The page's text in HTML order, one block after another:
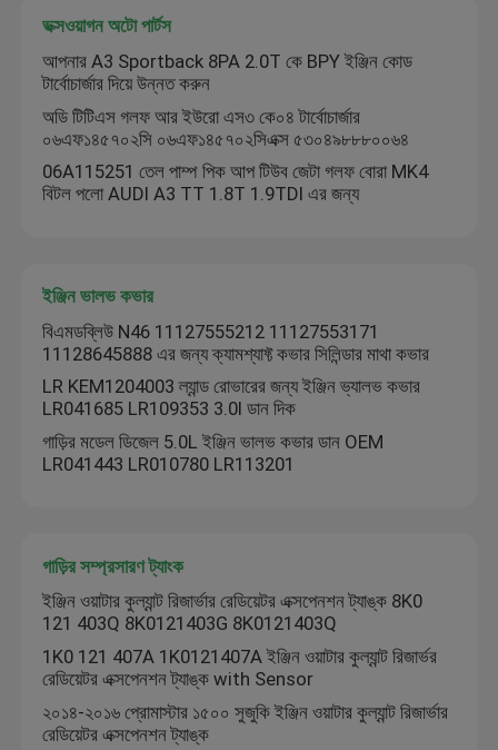
ভক্সওয়াগন অটো পার্টস
আপনার A3 Sportback 8PA 2.0T কে BPY ইঞ্জিন কোড
টার্বোচার্জার দিয়ে উন্নত করুন
অডি টিটিএস গলফ আর ইউরো এস৩ কে০৪ টার্বোচার্জার
০৬এফ১৪৫৭০২সি ০৬এফ১৪৫৭০২সিএক্স ৫৩০৪৯৮৮৮০০৬৪
06A115251 তেল পাম্প পিক আপ টিউব জেটা গলফ বোরা MK4
বিটল পলো AUDI A3 TT 1.8T 1.9TDI এর জন্য
ইঞ্জিন ভালভ কভার
বিএমডব্লিউ N46 11127555212 11127553171
11128645888 এর জন্য ক্যামশ্যাফ্ট কভার সিলিন্ডার মাথা কভার
LR KEM1204003 ল্যান্ড রোভারের জন্য ইঞ্জিন ভ্যালভ কভার
LR041685 LR109353 3.0l ডান দিক
গাড়ির মডেল ডিজেল 5.0L ইঞ্জিন ভালভ কভার ডান OEM
LR041443 LR010780 LR113201
গাড়ির সম্প্রসারণ ট্যাংক
ইঞ্জিন ওয়াটার কুল্যান্ট রিজার্ভার রেডিয়েটর এক্সপেনশন ট্যাঙ্ক 8K0
121 403Q 8K0121403G 8K0121403Q
1K0 121 407A 1K0121407A ইঞ্জিন ওয়াটার কুল্যান্ট রিজার্ভর
রেডিয়েটর এক্সপেনশন ট্যাঙ্ক with Sensor
২০১৪-২০১৬ প্রোমাস্টার ১৫০০ সুজুকি ইঞ্জিন ওয়াটার কুল্যান্ট রিজার্ভার
রেডিয়েটর এক্সপেনশন ট্যাঙ্ক